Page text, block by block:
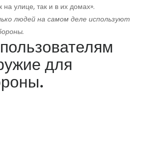
на улице, так и в их домах».
людей на самом деле используют
для